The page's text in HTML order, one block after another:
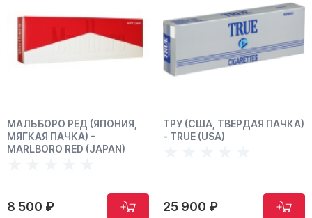
МАЛЬБОРО РЕД (ЯПОНИЯ,
МЯГКАЯ ПАЧКА) -
MARLBORO RED (JAPAN)
8 500 ₽
ТРУ (США, ТВЕРДАЯ ПАЧКА)
- TRUE (USA)
25 900 ₽